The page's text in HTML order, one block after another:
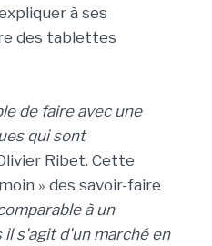
à ses
des tablettes
de faire avec une
qui sont
Ribet. Cette
» des savoir-faire
à un
s'agit d'un marché en